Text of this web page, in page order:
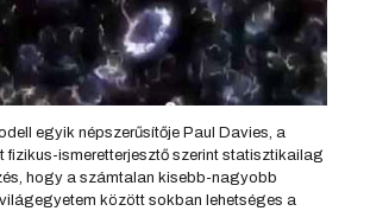
egyik népszerűsítője Paul Davies, a
fizikus-ismeretterjesztő szerint statisztikailag
hogy a számtalan kisebb-nagyobb
között sokban lehetséges a